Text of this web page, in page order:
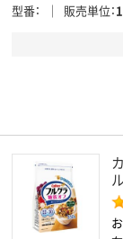
型番 販売単位
ル